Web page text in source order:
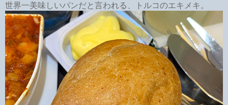
世界一美味しいパンだと言われる、トルコのエキメキ。